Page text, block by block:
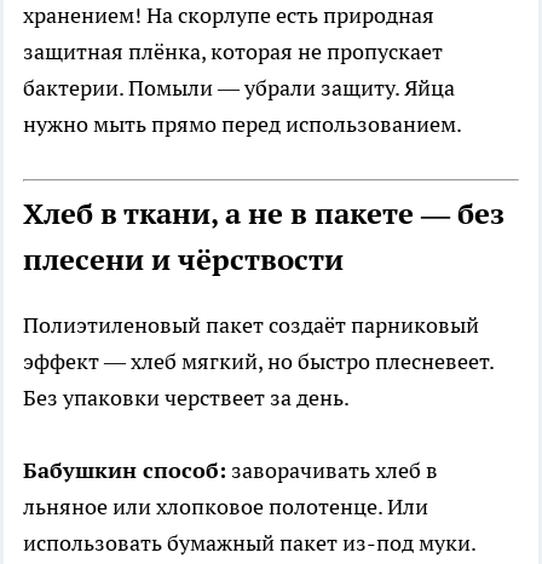
хранением! На скорлупе есть природная
защитная плёнка, которая не пропускает
бактерии. Помыли — убрали защиту. Яйца
нужно мыть прямо перед использованием.
Хлеб в ткани, а не в пакете — без
плесени и чёрствости
Полиэтиленовый пакет создаёт парниковый
эффект — хлеб мягкий, но быстро плесневеет.
Без упаковки черствеет за день.
Бабушкин способ: заворачивать хлеб в
льняное или хлопковое полотенце. Или
использовать бумажный пакет из-под муки.